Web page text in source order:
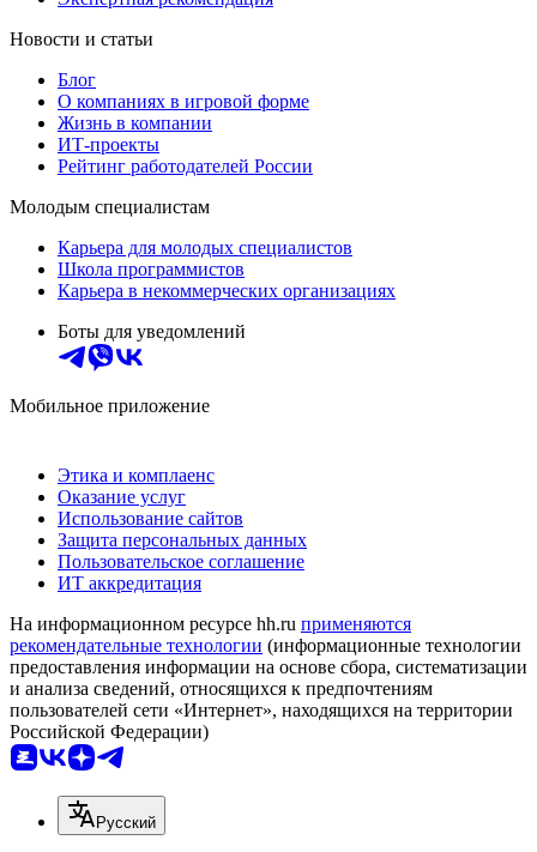
Новости и статьи
Блог
О компаниях в игровой форме
Жизнь в компании
ИТ-проекты
Рейтинг работодателей России
Молодым специалистам
Карьера для молодых специалистов
Школа программистов
Карьера в некоммерческих организациях
Боты для уведомлений
Мобильное приложение
Этика и комплаенс
Оказание услуг
Использование сайтов
Защита персональных данных
Пользовательское соглашение
ИТ аккредитация
На информационном ресурсе hh.ru применяются
рекомендательные технологии (информационные технологии
предоставления информации на основе сбора, систематизации
и анализа сведений, относящихся к предпочтениям
пользователей сети «Интернет», находящихся на территории
Российской Федерации)
Русский